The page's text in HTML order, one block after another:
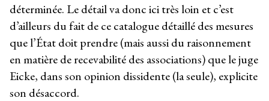
déterminée. Le détail va donc ici très loin et c’est
d’ailleurs du fait de ce catalogue détaillé des mesures
que l’État doit prendre (mais aussi du raisonnement
en matière de recevabilité des associations) que le juge
Eicke, dans son opinion dissidente (la seule), explicite
son désaccord.